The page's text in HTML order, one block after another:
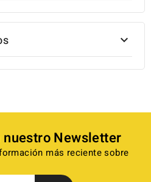

Newsletter
más reciente sobre